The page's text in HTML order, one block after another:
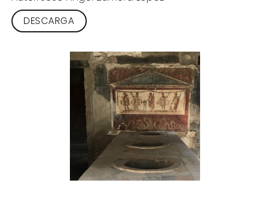
DESCARGA